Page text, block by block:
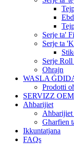
Serje ta'
Serje ta
Serje
Oħrajn
WASLA
Prodotti
SERVIZZ OEM
Aħbarijiet
Għarfien
Ikkuntatjana
FAQs